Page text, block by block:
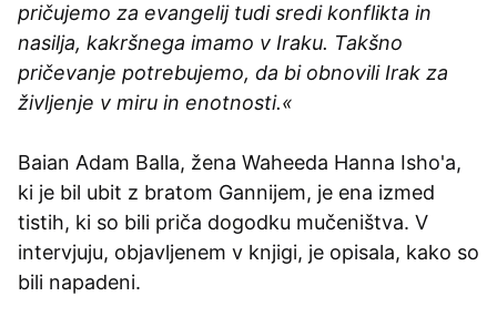
pričujemo za evangelij tudi sredi konflikta in
nasilja, kakršnega imamo v Iraku. Takšno
pričevanje potrebujemo, da bi obnovili Irak za
življenje v miru in enotnosti.«
Baian Adam Balla, žena Waheeda Hanna Isho'a,
ki je bil ubit z bratom Gannijem, je ena izmed
tistih, ki so bili priča dogodku mučeništva. V
intervjuju, objavljenem v knjigi, je opisala, kako so
bili napadeni.